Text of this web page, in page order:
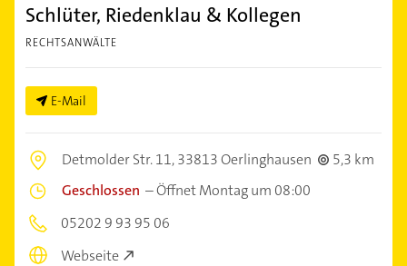
Schlüter, Riedenklau & Kollegen
RECHTSANWÄLTE
E-Mail
Detmolder Str. 11,33813 Oerlinghausen
5,3 km
Geschlossen –Öffnet Montag um 08:00
05202 9 93 95 06
Webseite